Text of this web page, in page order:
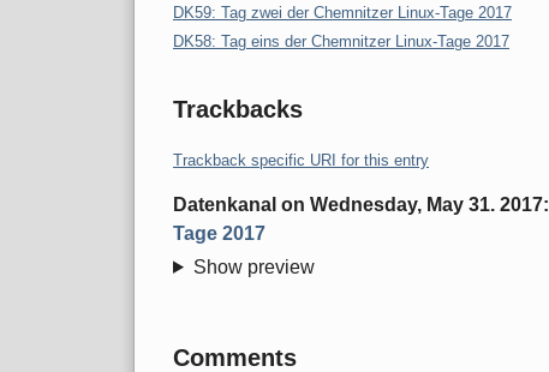
DK59: Tag zwei der Chemnitzer Linux-Tage 2017
DK58: Tag eins der Chemnitzer Linux-Tage 2017
Trackbacks
Trackback specific URI for this entry
Datenkanal on Wednesday, May 31. 2017:
Tage 2017
Show preview
Comments